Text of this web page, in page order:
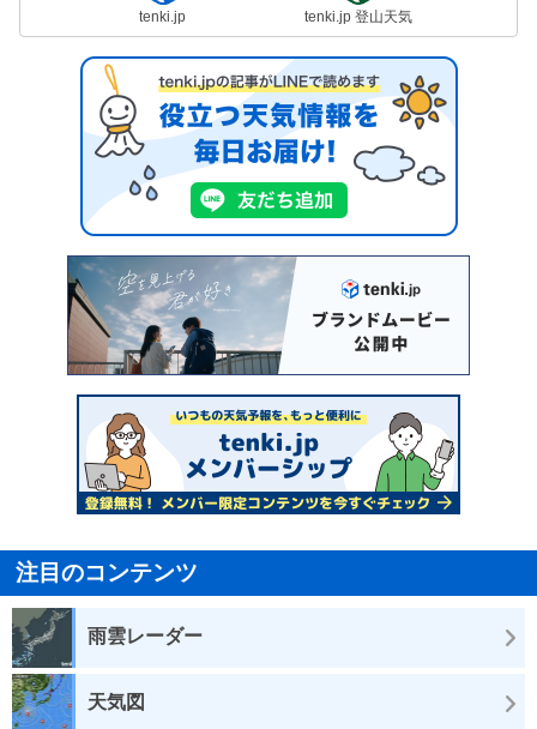
tenki.jp tenki.jp 登山天気
注目のコンテンツ
雨雲レーダー
天気図